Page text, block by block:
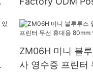
청구서 프린터
ZM06H 미니 블
사 영수증 프린터